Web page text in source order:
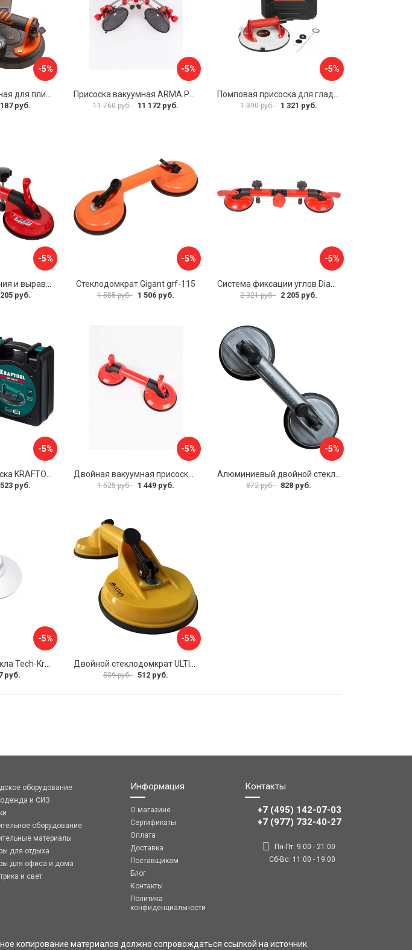
-5%
руб.
-5%
11 760 руб. 11 172 руб.
-5%
1 390 руб. 1 321 руб.
-5%
Система стягивания и выравнивания Diam 600129
руб.
-5%
Стеклодомкрат Gigant grf-115
1 585 руб. 1 506 руб.
-5%
Система фиксации углов Diam 600130
2 321 руб. 2 205 руб.
-5%
руб.
-5%
1 525 руб. 1 449 руб.
-5%
872 руб. 828 руб.
-5%
Присоска для стекла Tech-Krep 127465
руб.
-5%
539 руб. 512 руб.
оборудование
и СИЗ
оборудование
материалы
для отдыха
для офиса и дома
и свет
Информация
О магазине
Сертификаты
Оплата
Доставка
Поставщикам
Блог
Контакты
Политика
конфиденциальности
Контакты
+7 (495) 142-07-03
‎‎+7 (977) 732-40-27
Пн-Пт: 9:00 - 21:00
Сб-Вс: 11:00 - 19:00
копирование материалов должно сопровождаться ссылкой на источник.